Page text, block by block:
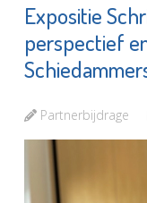
Expositie
perspectief
Partnerbijdrage